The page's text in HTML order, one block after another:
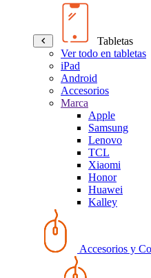
Tabletas
Ver todo en tabletas
iPad
Android
Accesorios
Marca
Apple
Samsung
Lenovo
TCL
Xiaomi
Honor
Huawei
Kalley
Accesorios y